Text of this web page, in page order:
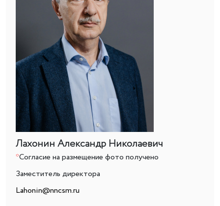
Лахонин Александр Николаевич
*Согласие на размещение фото получено
Заместитель директора
Lahonin@nncsm.ru